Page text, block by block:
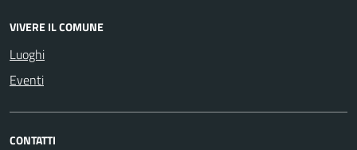
VIVERE IL COMUNE
Luoghi
Eventi
CONTATTI